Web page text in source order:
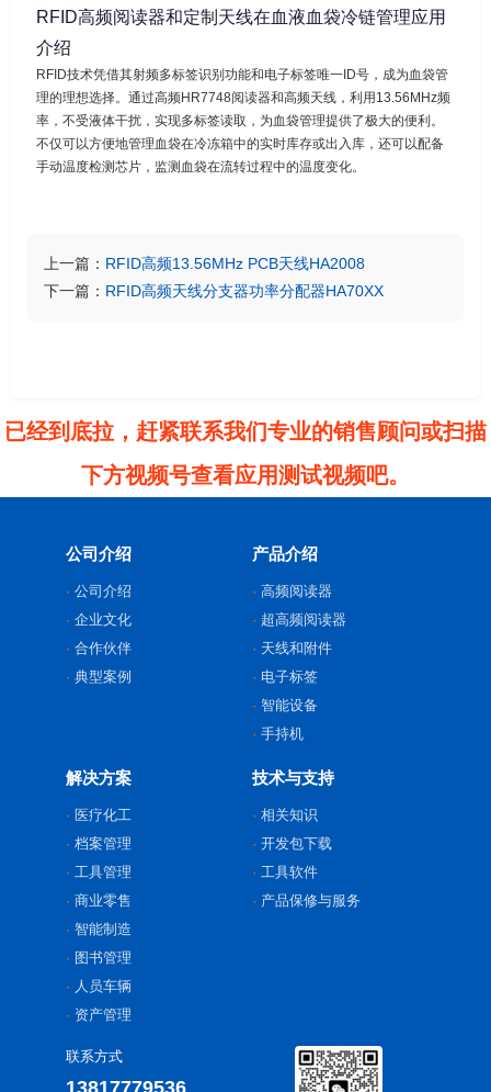
RFID高频阅读器和定制天线在血液血袋冷链管理应用
介绍
RFID技术凭借其射频多标签识别功能和电子标签唯一ID号，成为血袋管
理的理想选择。通过高频HR7748阅读器和高频天线，利用13.56MHz频
率，不受液体干扰，实现多标签读取，为血袋管理提供了极大的便利。
不仅可以方便地管理血袋在冷冻箱中的实时库存或出入库，还可以配备
手动温度检测芯片，监测血袋在流转过程中的温度变化。
上一篇： RFID高频13.56MHz PCB天线HA2008
下一篇： RFID高频天线分支器功率分配器HA70XX
已经到底拉，赶紧联系我们专业的销售顾问或扫描
下方视频号查看应用测试视频吧。
公司介绍
公司介绍
企业文化
合作伙伴
典型案例
产品介绍
高频阅读器
超高频阅读器
天线和附件
电子标签
智能设备
手持机
解决方案
医疗化工
档案管理
工具管理
商业零售
智能制造
图书管理
人员车辆
资产管理
技术与支持
相关知识
开发包下载
工具软件
产品保修与服务
联系方式